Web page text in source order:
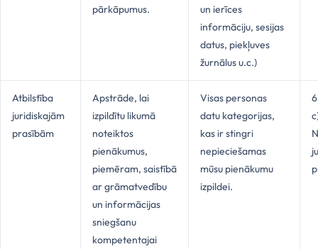
pārkāpumus.
un ierīces
informāciju, sesijas
datus, piekļuves
žurnālus u.c.)
Atbilstība
juridiskajām
prasībām
Apstrāde, lai
izpildītu likumā
noteiktos
pienākumus,
piemēram, saistībā
ar grāmatvedību
un informācijas
sniegšanu
kompetentajai
Visas personas
datu kategorijas,
kas ir stingri
nepieciešamas
mūsu pienākumu
izpildei.